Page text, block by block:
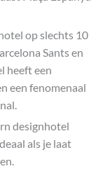
op slechts 10
Sants en
heeft een
een fenomenaal
designhotel
als je laat